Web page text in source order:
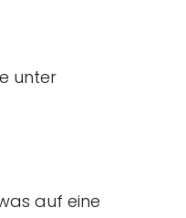
unter
auf eine